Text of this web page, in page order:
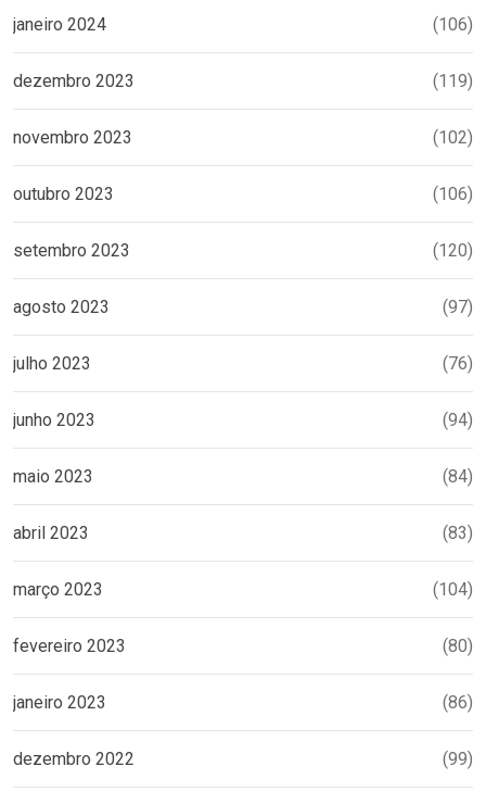
janeiro 2024 (106)
dezembro 2023 (119)
novembro 2023 (102)
outubro 2023 (106)
setembro 2023 (120)
agosto 2023 (97)
julho 2023 (76)
junho 2023 (94)
maio 2023 (84)
abril 2023 (83)
março 2023 (104)
fevereiro 2023 (80)
janeiro 2023 (86)
dezembro 2022 (99)